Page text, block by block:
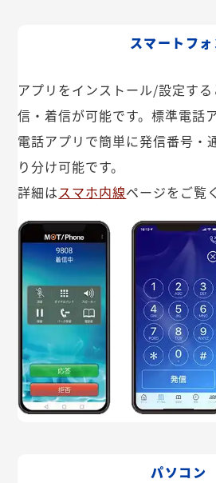
スマートフォ
アプリをインストール/設定す
信・着信が可能です。標準電話
電話アプリで簡単に発信番号・
り分け可能です。
詳細はスマホ内線ページをご覧
パソコン